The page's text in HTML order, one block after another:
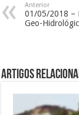
Anterior
01/05/2018 –
Geo-
Artigos